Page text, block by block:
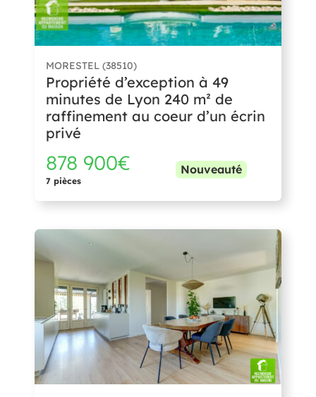
MORESTEL (38510)
Propriété d’exception à 49
minutes de Lyon 240 m² de
raffinement au coeur d’un écrin
privé
878 900€
7 pièces
Nouveauté